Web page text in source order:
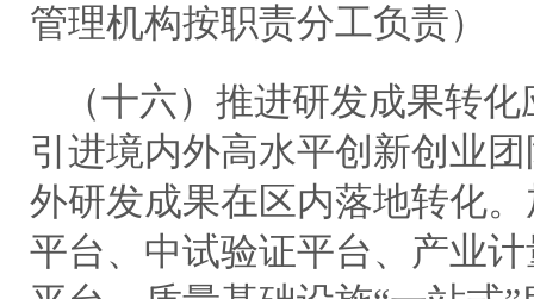
管理机构按职责分工负责）
（十六）推进研发成果转
引进境内外高水平创新创业
外研发成果在区内落地转化
平台、中试验证平台、产业